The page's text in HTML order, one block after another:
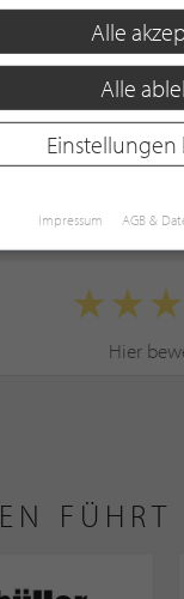
Hier
Alle
Alle
Impressum AGB &